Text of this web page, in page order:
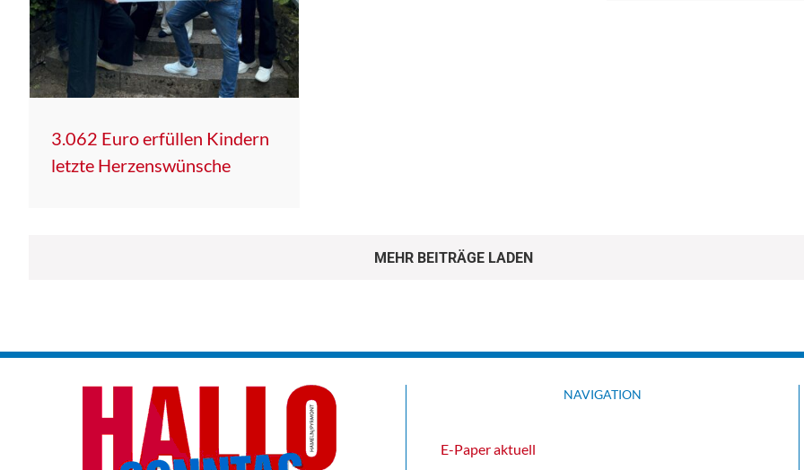
3.062 Euro erfüllen Kindern
letzte Herzenswünsche
MEHR BEITRÄGE LADEN
NAVIGATION
E-Paper aktuell